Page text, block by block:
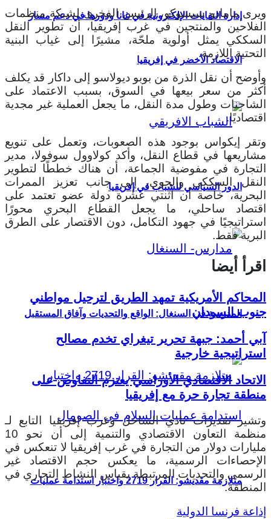
إدارة النفايات الإلكترونية في غانا ودورها في دعم مسار
الاقتصاد الأخضر في إفريقيا
الدور السياسي للشباب في إفريقيا
المدرسة في السنغال: الواقع والتحديات وآفاق المستقبل
متلازمة مقديشو: القرار 2719 واختبار استدامة عمليات
ويرى مامادو سيسوكو، الرئيس الفخري لشبكة منظمات
الفلاحين والمنتجين في غرب إفريقيا، أن تطوير النقل
السككي يمثل أولوية ملحّة، مشيرًا إلى غياب البنية
التحتية اللازمة.
وأوضح أن نقل الذرة من بوبو ديولاسو إلى داكار قد يكلف
أكثر من سعر بيعها في السوق، بسبب الاعتماد على
الشاحنات وطول مدة النقل، ما يجعل العملية غير مجدية
اقتصاديًا.
وتقر إيكواس بوجود هذه الصعوبات، وتعمل على تنويع
مشاريعها في قطاع النقل، وأكد كولاوول سوفولا، مدير
التجارة في مفوضية الجماعة، أن هناك خططًا لتطوير
النقل السككي والجوي، إلى جانب تعزيز الممرات
البحرية، خاصة أن اثنتي عشرة دولة عضو تعتمد على
اقتصاد ساحلي، ما يجعل القطاع البحري محورًا
استراتيجيًا في جهود التكامل، دون الاقتصار على الطرق
البرية فقط.
اقرأ أيضا
المحاكم الأمريكية تمهد الطريق لترحيل مواطني
جنوب السودان
آبي أحمد: جبهة تحرير تيغراي تخدم مصالح
استراتيجية خارجية
الاتحاد الاقتصادي الأوراسي يعتزم التفاوض على
منطقة تجارة حرة مع إفريقيا
وتشير تقديرات نادي الساحل وغرب إفريقيا التابع لـ
منظمة التعاون الاقتصادي والتنمية إلى أن نحو 10
مليارات دولار من التجارة في غرب إفريقيا لا تنعكس في
الإحصاءات الرسمية، ما يعكس حجم الاقتصاد غير
الرسمي والتحديات المرتبطة بقياس النشاط التجاري في
المنطقة.
إذاعة فرنسا الدولية